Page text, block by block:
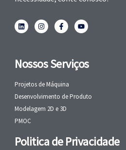
Nossos Serviços
Projetos de Máquina
Desenvolvimento de Produto
Modelagem 2D e 3D
PMOC
Politica de Privacidade